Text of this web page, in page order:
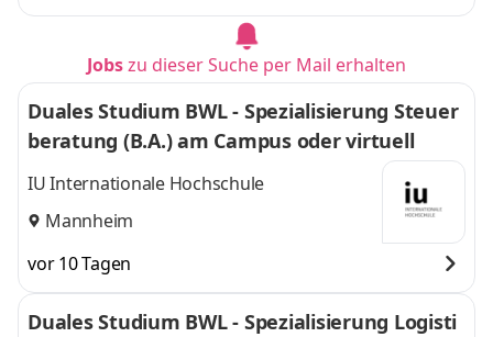
Jobszu dieser Suche per Mail erhalten
Duales Studium BWL - Spezialisierung Steuer
beratung (B.A.) am Campus oder virtuell
IU Internationale Hochschule
Mannheim
vor 10 Tagen
Duales Studium BWL - Spezialisierung Logisti